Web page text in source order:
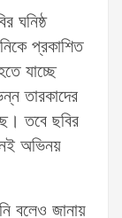
ঘনিষ্ঠ
প্রকাশিত
যাচ্ছে
তারকাদের
তবে ছবির
অভিনয়
বলেও জানায়